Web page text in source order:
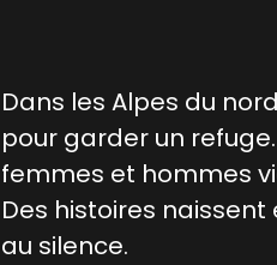
Dans les Alpes du
pour garder un
femmes et hommes
Des histoires
au silence.